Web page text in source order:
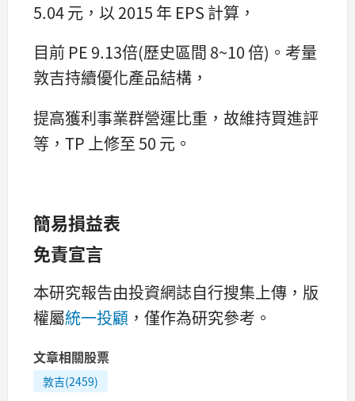
5.04 元，以 2015 年 EPS 計算，
目前 PE 9.13倍(歷史區間 8~10 倍)。考量
敦吉持續優化產品結構，
提高獲利事業群營運比重，故維持買進評
等，TP 上修至 50 元。
簡易損益表
免責宣言
本研究報告由投資網誌自行搜集上傳，版
權屬統一投顧 ，僅作為研究參考。
文章相關股票
敦吉(2459)